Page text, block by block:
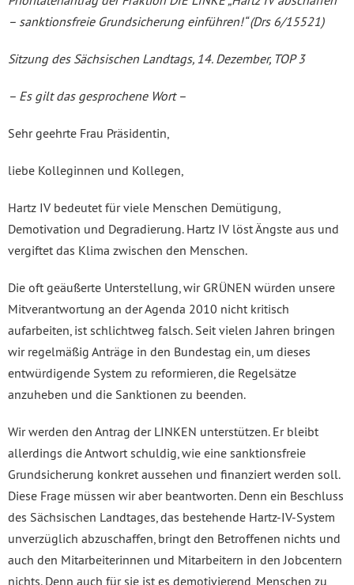
– sanktionsfreie Grundsicherung einführen!“ (Drs 6/15521)
Sitzung des Sächsischen Landtags, 14. Dezember, TOP 3
– Es gilt das gesprochene Wort –
Sehr geehrte Frau Präsidentin,
liebe Kolleginnen und Kollegen,
Hartz IV bedeutet für viele Menschen Demütigung,
Demotivation und Degradierung. Hartz IV löst Ängste aus und
vergiftet das Klima zwischen den Menschen.
Die oft geäußerte Unterstellung, wir GRÜNEN würden unsere
Mitverantwortung an der Agenda 2010 nicht kritisch
aufarbeiten, ist schlichtweg falsch. Seit vielen Jahren bringen
wir regelmäßig Anträge in den Bundestag ein, um dieses
entwürdigende System zu reformieren, die Regelsätze
anzuheben und die Sanktionen zu beenden.
Wir werden den Antrag der LINKEN unterstützen. Er bleibt
allerdings die Antwort schuldig, wie eine sanktionsfreie
Grundsicherung konkret aussehen und finanziert werden soll.
Diese Frage müssen wir aber beantworten. Denn ein Beschluss
des Sächsischen Landtages, das bestehende Hartz-IV-System
unverzüglich abzuschaffen, bringt den Betroffenen nichts und
auch den Mitarbeiterinnen und Mitarbeitern in den Jobcentern
nichts. Denn auch für sie ist es demotivierend, Menschen zu